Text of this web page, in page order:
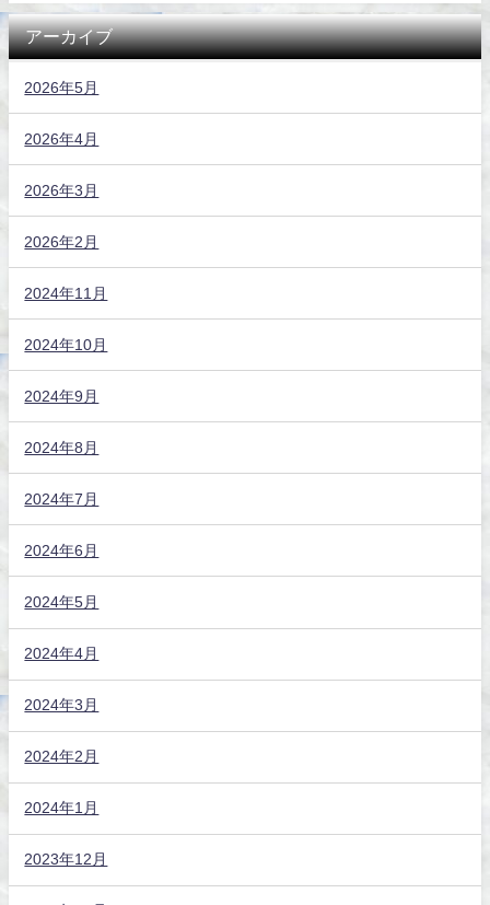
アーカイブ
2026年5月
2026年4月
2026年3月
2026年2月
2024年11月
2024年10月
2024年9月
2024年8月
2024年7月
2024年6月
2024年5月
2024年4月
2024年3月
2024年2月
2024年1月
2023年12月